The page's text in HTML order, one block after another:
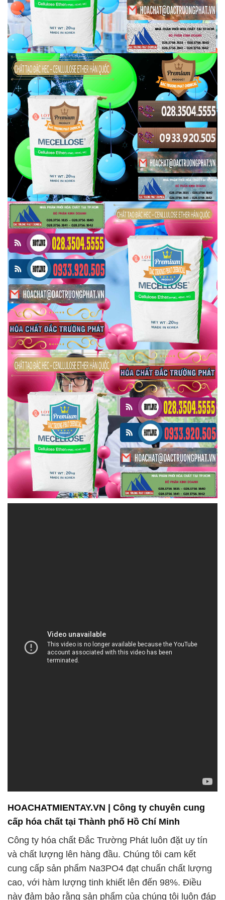
HOACHATMIENTAY.VN | Công ty chuyên cung
cấp hóa chất tại Thành phố Hồ Chí Minh
Công ty hóa chất Đắc Trường Phát luôn đặt uy tín
và chất lượng lên hàng đầu. Chúng tôi cam kết
cung cấp sản phẩm Na3PO4 đạt chuẩn chất lượng
cao, với hàm lượng tinh khiết lên đến 98%. Điều
này đảm bảo rằng sản phẩm của chúng tôi luôn đáp